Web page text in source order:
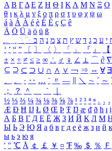
Α Β ΓΔ Ε Ζ Η Θ Ι ΚΛ Μ Ν Ξ Ο
θ ι κ λ μ ν ξ ο π ρ σ τ υ φ χ ψ ω
á à Á À é è É È ç Ç ê
Ä Ö Ü ä ö ü ß
ִֶֹ ֻּ ׁׂ י ע כ ג ד ש ץ ת צ מ נ ה ב
‘ ’ “ ” 〔 〕 〈 〉 「 」 『 』 【
± × ÷ ≠ ≤ ≥ ∞ ∴ ♂ ♀ ∠ ⊥ ⌒ ∂ ∇
⊆ ⊇ ⊂ ⊃ ∪ ∩ ∧ ∨ ￢ ⇒ ⇔ ∀ ∃
、
。 · ‥ … ¨ 〃 ― ＼ ∼ ´ ～
；
？ ＾ ｀
½ ⅓ ⅔ ¼ ¾ ⅛ ⅜ ⅝ ⅞ ¹ ² ³ ⁴ ⁿ ₁ ₂ ₃
Æ Ð Ħ Ĳ Ł Ø Œ Þ Ŧ Ŋ æ đ ð ħ ı
А Б В Г Д Е Ё Ж З И Й К Л М
Ы Ь Э Ю Я а б в г д е ё ж з и й к
ы ь э ю я
′ ″ ℃ Å ￠ ￡ ￥ ¤ ℉ ‰ ＄ ％ Ｆ